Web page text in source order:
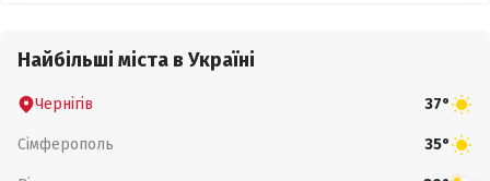
Найбільші міста в Україні
Чернігів 37°
Сімферополь 35°